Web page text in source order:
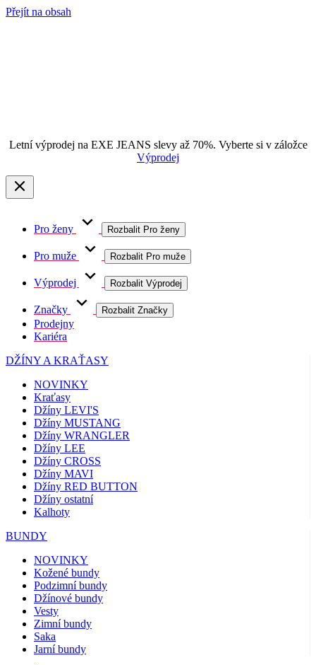
Přejít na obsah
Letní výprodej na EXE JEANS slevy až 70%. Vyberte si v záložce
Výprodej
Pro ženy Rozbalit Pro ženy
Pro muže Rozbalit Pro muže
Výprodej Rozbalit Výprodej
Značky Rozbalit Značky
Prodejny
Kariéra
DŽÍNY A KRAŤASY
NOVINKY
Kraťasy
Džíny LEVI'S
Džíny MUSTANG
Džíny WRANGLER
Džíny LEE
Džíny CROSS
Džíny MAVI
Džíny RED BUTTON
Džíny ostatní
Kalhoty
BUNDY
NOVINKY
Kožené bundy
Podzimní bundy
Džínové bundy
Vesty
Zimní bundy
Saka
Jarní bundy